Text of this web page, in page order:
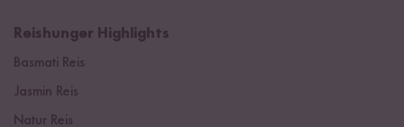
Reishunger Highlights
Basmati Reis
Jasmin Reis
Natur Reis